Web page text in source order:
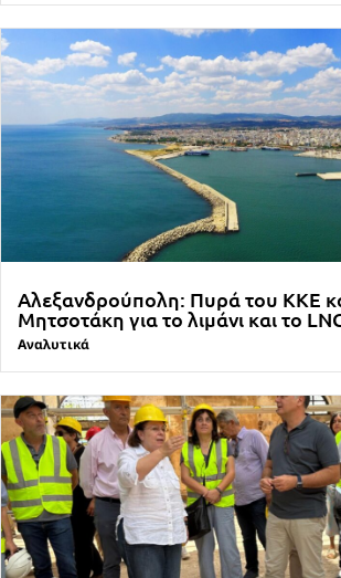
Αλεξανδρούπολη: Πυρά του ΚΚΕ
Μητσοτάκη για το λιμάνι και το
Αναλυτικά